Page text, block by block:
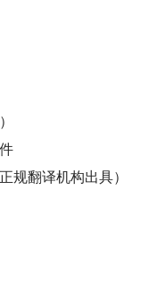
规翻译机构出具）